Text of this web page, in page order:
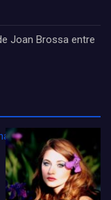
Joan Brossa entre